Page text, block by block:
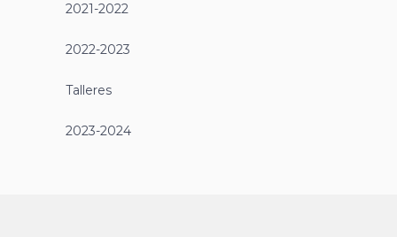
2021-2022
2022-2023
Talleres
2023-2024